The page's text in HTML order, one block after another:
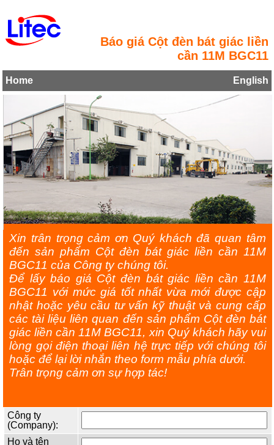
Báo giá Cột đèn bát giác liền
cần 11M BGC11
Home English
Xin trân trọng cảm ơn Quý khách đã quan tâm
đến sản phẩm Cột đèn bát giác liền cần 11M
BGC11 của Công ty chúng tôi.
Để lấy báo giá Cột đèn bát giác liền cần 11M
BGC11 với mức giá tốt nhất vừa mới được cập
nhật hoặc yêu cầu tư vấn kỹ thuật và cung cấp
các tài liệu liên quan đến sản phẩm Cột đèn bát
giác liền cần 11M BGC11, xin Quý khách hãy vui
lòng gọi điện thoại liên hệ trực tiếp với chúng tôi
hoặc để lại lời nhắn theo form mẫu phía dưới.
Trân trọng cảm ơn sự hợp tác!
Công ty
(Company):
Họ và tên